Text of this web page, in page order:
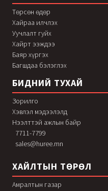
Төрсөн өдөр
Хайраа илчлэх
Уучлалт гуйх
Хайрт ээждээ
Баяр хүргэх
Багшдаа бэлэглэх
БИДНИЙ ТУХАЙ
Зорилго
Хэвлэл мэдээлэлд
Нээлттэй ажлын байр
7711-7799
sales@huree.mn
ХАЙЛТЫН ТӨРӨЛ
Амралтын газар